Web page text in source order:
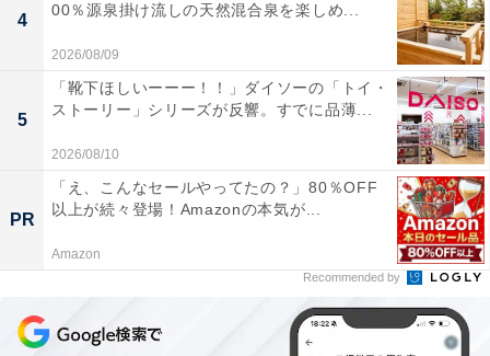
ンド」が各20パック、「ハワイコナブレンド」「ブルー
マウンテンブレンド」が各10パック。合計価格5700円か
ら1800円引きです。
初荷価格5600円のドリップカフェセットは、計90パック
です。内容は「ドミニカンブレンド 2022」「マイルドブ
レンド」が各30パック、「ハワイコナブレンド」「ブル
ーマウンテンブレンド」が各15パック。合計価格8550円
から2950円引きとなっています。
4
00％源泉掛け流しの天然混合泉を楽しめ...
2026/08/09
5
「靴下ほしいーーー！！」ダイソーの「トイ・
ストーリー」シリーズが反響。すでに品薄...
2026/08/10
PR
「え、こんなセールやってたの？」80％OFF
以上が続々登場！Amazonの本気が...
Amazon
Recommended by